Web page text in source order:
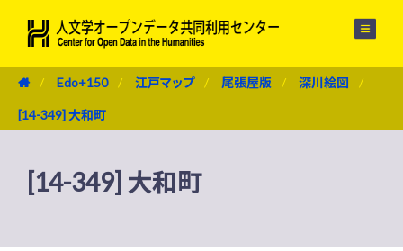
Edo+150 江戸マップ 尾張屋版 深川絵図
[14-349] 大和町
[14-349] 大和町